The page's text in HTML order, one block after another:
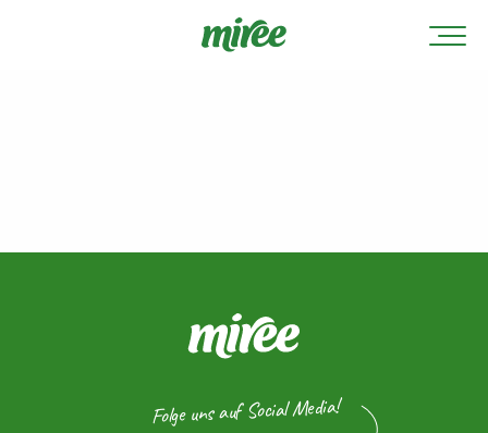
Folge uns auf Social Media!